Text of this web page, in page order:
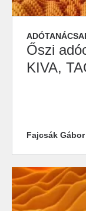
Őszi
KIVA,
Fajcsák Gábor